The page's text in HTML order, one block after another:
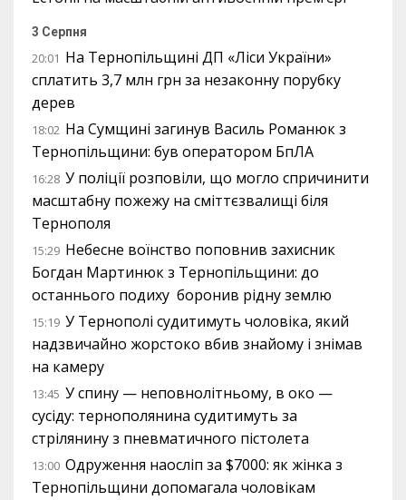
3 Серпня
20:01 На Тернопільщині ДП «Ліси України»
сплатить 3,7 млн грн за незаконну порубку
дерев
18:02 На Сумщині загинув Василь Романюк з
Тернопільщини: був оператором БпЛА
16:28 У поліції розповіли, що могло спричинити
масштабну пожежу на сміттєзвалищі біля
Тернополя
15:29 Небесне воїнство поповнив захисник
Богдан Мартинюк з Тернопільщини: до
останнього подиху боронив рідну землю
15:19 У Тернополі судитимуть чоловіка, який
надзвичайно жорстоко вбив знайому і знімав
на камеру
13:45 У спину — неповнолітньому, в око —
сусіду: тернополянина судитимуть за
стрілянину з пневматичного пістолета
13:00 Одруження наосліп за $7000: як жінка з
Тернопільщини допомагала чоловікам